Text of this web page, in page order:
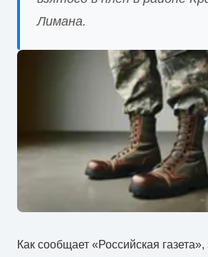
Лимана.
Как сообщает «Российская